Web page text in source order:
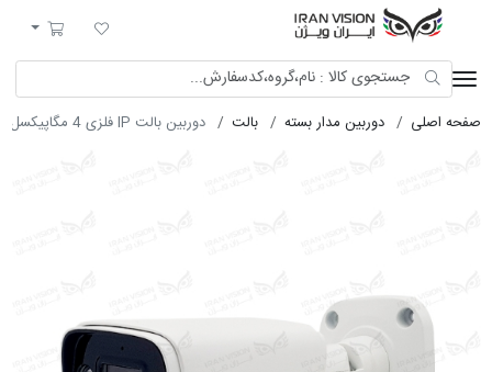
لیست مورد علاقه
سبد خرید
صفحه اصلی دوربین مدار بسته بالت دوربین بالت IP فلزی 4 مگاپیکسل با لنز 2.8 استارلایت شب رنگی میکروفون داخلی